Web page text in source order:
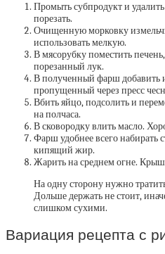
Промыть субпродукт и
порезать.
Очищенную морковку
использовать мелкую.
В мясорубку поместить
порезанный лук.
В полученный фарш добавить
пропущенный через пресс
Вбить яйцо, подсолить и
на полчаса.
В сковородку влить масло.
Фарш удобнее всего набирать
кипящий жир.
Жарить на среднем огне.
На одну сторону нужно
Дольше держать не стоит,
слишком сухими.
Вариация рецепта с